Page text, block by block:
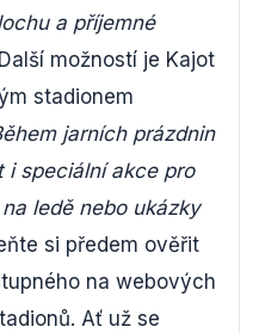
a příjemné
Další možností je Kajot
stadionem
jarních prázdnin
i speciální akce pro
ledě nebo ukázky
si předem ověřit
na webových
Ať už se